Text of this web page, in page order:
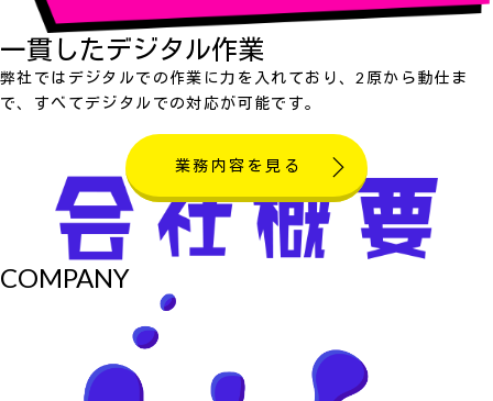
一貫したデジタル作業
弊社ではデジタルでの作業に力を入れており、2原から動仕ま
で、すべてデジタルでの対応が可能です。
業務内容を見る
COMPANY